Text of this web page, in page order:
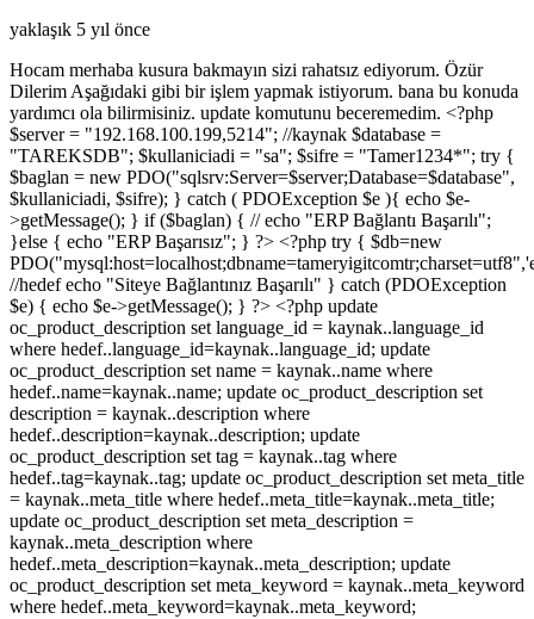
yaklaşık 5 yıl önce
Hocam merhaba kusura bakmayın sizi rahatsız ediyorum. Özür
Dilerim Aşağıdaki gibi bir işlem yapmak istiyorum. bana bu konuda
yardımcı ola bilirmisiniz. update komutunu beceremedim. <?php
$server = "192.168.100.199,5214"; //kaynak $database =
"TAREKSDB"; $kullaniciadi = "sa"; $sifre = "Tamer1234*"; try {
$baglan = new PDO("sqlsrv:Server=$server;Database=$database",
$kullaniciadi, $sifre); } catch ( PDOException $e ){ echo $e-
>getMessage(); } if ($baglan) { // echo "ERP Bağlantı Başarılı";
}else { echo "ERP Başarısız"; } ?> <?php try { $db=new
//hedef echo "Siteye Bağlantınız Başarılı" } catch (PDOException
$e) { echo $e->getMessage(); } ?> <?php update
oc_product_description set language_id = kaynak..language_id
where hedef..language_id=kaynak..language_id; update
oc_product_description set name = kaynak..name where
hedef..name=kaynak..name; update oc_product_description set
description = kaynak..description where
hedef..description=kaynak..description; update
oc_product_description set tag = kaynak..tag where
hedef..tag=kaynak..tag; update oc_product_description set meta_title
= kaynak..meta_title where hedef..meta_title=kaynak..meta_title;
update oc_product_description set meta_description =
kaynak..meta_description where
hedef..meta_description=kaynak..meta_description; update
oc_product_description set meta_keyword = kaynak..meta_keyword
where hedef..meta_keyword=kaynak..meta_keyword;